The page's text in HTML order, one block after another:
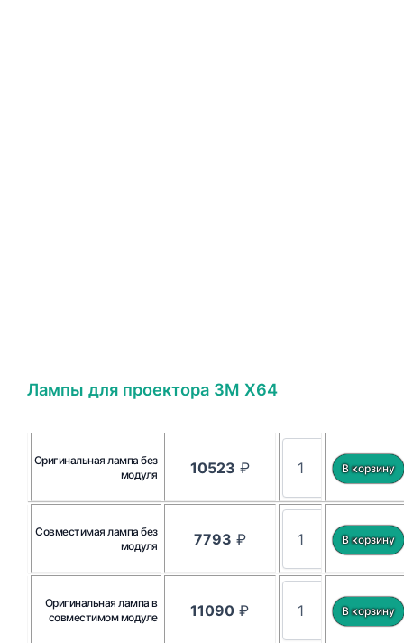
Лампы для проектора 3M X64
Оригинальная лампа без
модуля
10523 ₽
Совместимая лампа без
модуля
7793 ₽
Оригинальная лампа в
совместимом модуле
11090 ₽